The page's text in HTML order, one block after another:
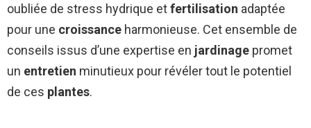
oubliée de stress hydrique etfertilisation adaptée
pour une croissance harmonieuse. Cet ensemble de
conseils issus d’une expertise en jardinage promet
un entretien minutieux pour révéler tout le potentiel
de ces plantes.